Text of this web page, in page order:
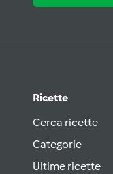
Ricette
Cerca ricette
Categorie
Ultime ricette